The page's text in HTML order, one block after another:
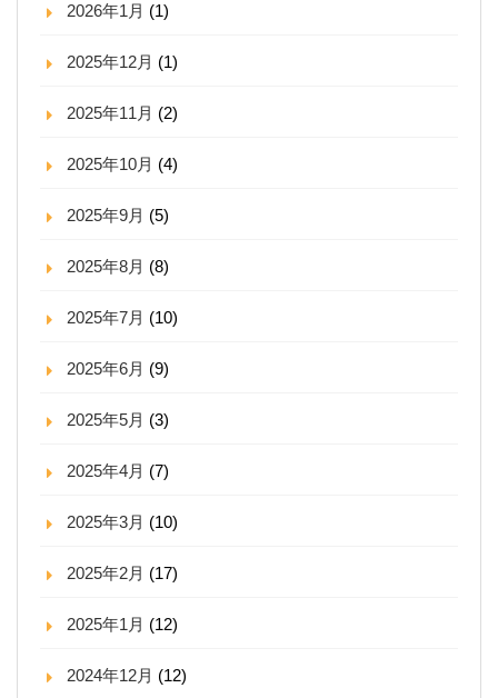
2026年1月 (1)
2025年12月 (1)
2025年11月 (2)
2025年10月 (4)
2025年9月 (5)
2025年8月 (8)
2025年7月 (10)
2025年6月 (9)
2025年5月 (3)
2025年4月 (7)
2025年3月 (10)
2025年2月 (17)
2025年1月 (12)
2024年12月 (12)